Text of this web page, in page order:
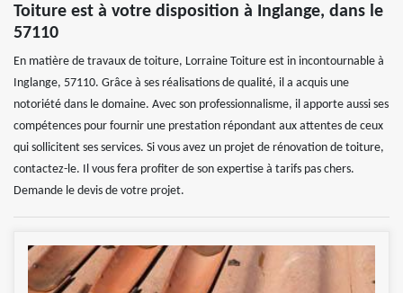
Toiture est à votre disposition à Inglange, dans le
57110
En matière de travaux de toiture, Lorraine Toiture est in incontournable à
Inglange, 57110. Grâce à ses réalisations de qualité, il a acquis une
notoriété dans le domaine. Avec son professionnalisme, il apporte aussi ses
compétences pour fournir une prestation répondant aux attentes de ceux
qui sollicitent ses services. Si vous avez un projet de rénovation de toiture,
contactez-le. Il vous fera profiter de son expertise à tarifs pas chers.
Demande le devis de votre projet.